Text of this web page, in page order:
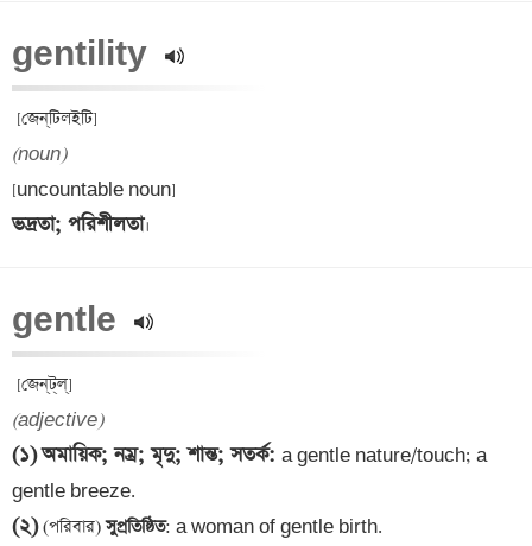
gentility
(noun)
ভদ্রতা; পরিশীলতা
gentle
(adjective)
(১)অমায়িক; নম্র; মৃদু; শান্ত; সতর্ক: a gentle nature/touch; a
(২) (পরিবার) সুপ্রতিষ্ঠিত